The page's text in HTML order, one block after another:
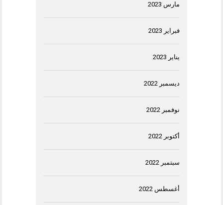
مارس 2023
فبراير 2023
يناير 2023
ديسمبر 2022
نوفمبر 2022
أكتوبر 2022
سبتمبر 2022
أغسطس 2022